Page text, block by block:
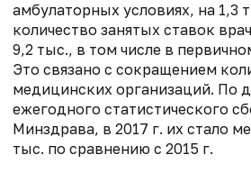
амбулаторных условиях, на 1,3
количество занятых ставок
9,2 тыс., в том числе в
Это связано с сокращением
медицинских организаций. По
ежегодного статистического
Минздрава, в 2017 г. их стало
тыс. по сравнению с 2015 г.